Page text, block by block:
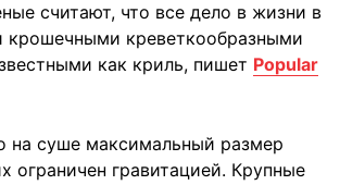
считают, что все дело в жизни в
крошечными креветкообразными
как криль, пишет Popular
на суше максимальный размер
ограничен гравитацией. Крупные